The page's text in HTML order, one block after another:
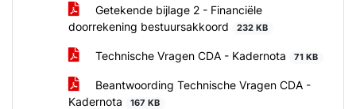
Getekende bijlage 2 - Financiële
doorrekening bestuursakkoord
232 KB
Technische Vragen CDA - Kadernota 71 KB
Beantwoording Technische Vragen CDA -
Kadernota
167 KB